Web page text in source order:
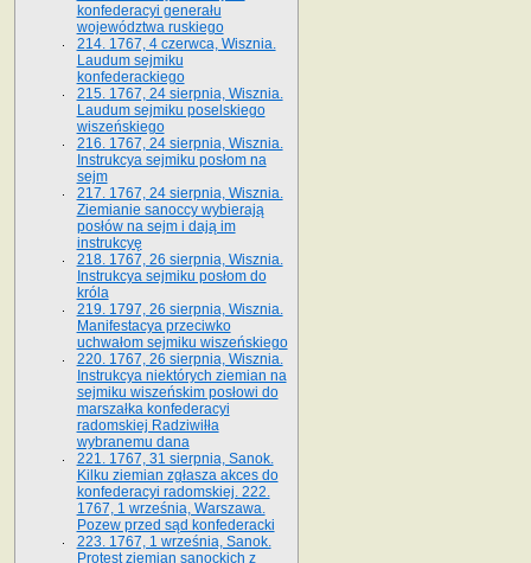
konfederacyi generału
województwa ruskiego
214. 1767, 4 czerwca, Wisznia.
Laudum sejmiku
konfederackiego
215. 1767, 24 sierpnia, Wisznia.
Laudum sejmiku poselskiego
wiszeńskiego
216. 1767, 24 sierpnia, Wisznia.
Instrukcya sejmiku posłom na
sejm
217. 1767, 24 sierpnia, Wisznia.
Ziemianie sanoccy wybierają
posłów na sejm i dają im
instrukcyę
218. 1767, 26 sierpnia, Wisznia.
Instrukcya sejmiku posłom do
króla
219. 1797, 26 sierpnia, Wisznia.
Manifestacya przeciwko
uchwałom sejmiku wiszeńskiego
220. 1767, 26 sierpnia, Wisznia.
Instrukcya niektórych ziemian na
sejmiku wiszeńskim posłowi do
marszałka konfe­deracyi
radomskiej Radziwiłła
wybranemu dana
221. 1767, 31 sierpnia, Sanok.
Kilku ziemian zgłasza akces do
konfederacyi radomskiej. 222.
1767, 1 września, Warszawa.
Pozew przed sąd konfederacki
223. 1767, 1 września, Sanok.
Protest ziemian sanockich z